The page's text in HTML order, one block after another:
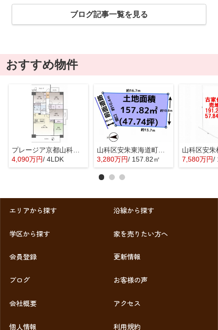
ブログ記事一覧を見る
おすすめ物件
プレージア京都山科東野
4,090万円/ 4LDK
山科区安朱東海道町 売地
3,280万円/ 157.82㎡ 7,580万円/
エリアから探す 沿線から探す
学区から探す 家を売りたい方へ
会員登録 更新情報
ブログ お客様の声
会社概要 アクセス
個人情報 利用規約